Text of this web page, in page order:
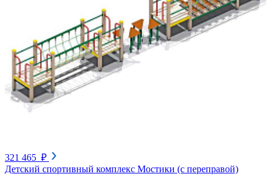
321 465 ₽
Детский спортивный комплекс Мостики (с переправой)